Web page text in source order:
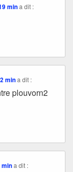
min a dit :
min a dit :
plouvorn2
min a dit :